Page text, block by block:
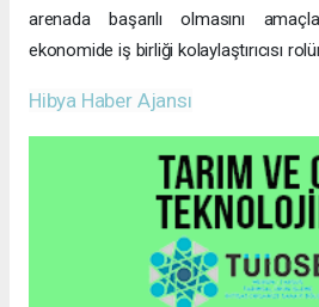
arenada başarılı olmasını
ekonomide iş birliği kolaylaştırıcısı
Hibya Haber Ajansı